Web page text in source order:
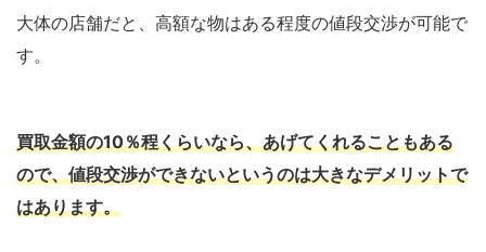
大体の店舗だと、高額な物はある程度の値段交渉が可能で
す。
買取金額の10％程くらいなら、あげてくれることもある
ので、値段交渉ができないというのは大きなデメリットで
はあります。